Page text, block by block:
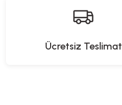
Ücretsiz Teslimat